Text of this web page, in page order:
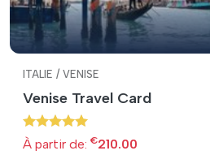
ITALIE / VENISE
Venise Travel Card
À partir de: €210.00